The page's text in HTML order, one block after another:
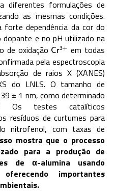
diferentes formulações de
as mesmas condições.
forte dependência da cor do
e no pH utilizado na
de oxidação Cr3+
Cr3+ em todas
pela espectroscopia
de raios X (XANES)
do LNLS. O tamanho de
± 1 nm, como determinado
Os testes catalíticos
resíduos de curtumes para
nitrofenol, com taxas de
mostra que o processo
para a produção de
de α-alumina usando
importantes